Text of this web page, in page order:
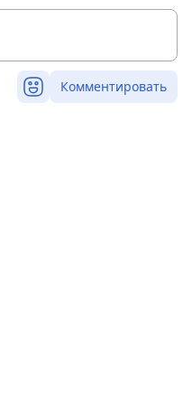
Комментировать